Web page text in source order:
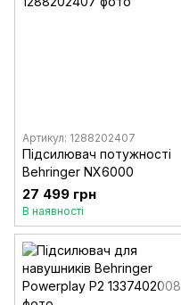
Артикул: 1288202407
Підсилювач потужності
Behringer NX6000
27 499 грн
В наявності